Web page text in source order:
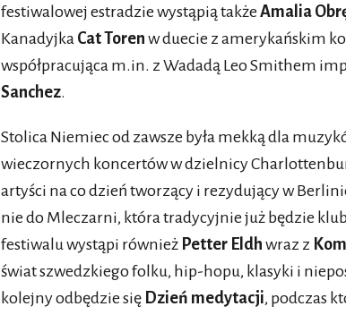
festiwalowej estradzie wystąpią także Amalia
Kanadyjka Cat Toren w duecie z amerykańskim
współpracująca m.in. z Wadadą Leo Smithem
Sanchez.
Stolica Niemiec od zawsze była mekką dla
wieczornych koncertów w dzielnicy
artyści na co dzień tworzący i rezydujący w
nie do Mleczarni, która tradycyjnie już będzie
festiwalu wystąpi również Petter Eldh wraz z
świat szwedzkiego folku, hip-hopu, klasyki i
kolejny odbędzie się Dzień medytacji, podczas